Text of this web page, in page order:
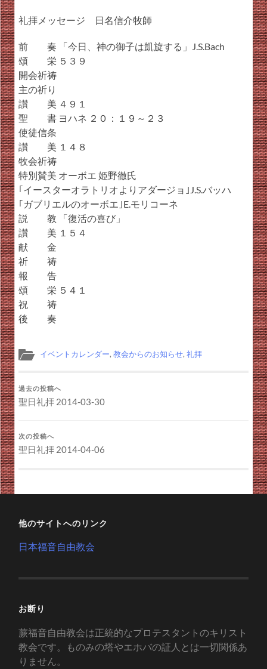
礼拝メッセージ 日名信介牧師
前 奏 「今日、神の御子は凱旋する」J.S.Bach
頌 栄 ５３９
開会祈祷
主の祈り
讃 美 ４９１
聖 書 ヨハネ ２０：１９～２３
使徒信条
讃 美 １４８
牧会祈祷
特別賛美 オーボエ 姫野徹氏
｢イースターオラトリオよりアダージョ｣J.S.バッハ
｢ガブリエルのオーボエ｣E.モリコーネ
説 教 「復活の喜び」
讃 美 １５４
献 金
祈 祷
報 告
頌 栄 ５４１
祝 祷
後 奏
イベントカレンダー,教会からのお知らせ,礼拝
過去の投稿へ
聖日礼拝 2014-03-30
次の投稿へ
聖日礼拝 2014-04-06
他のサイトへのリンク
日本福音自由教会
お断り
蕨福音自由教会は正統的なプロテスタントのキリスト
教会です。ものみの塔やエホバの証人とは一切関係あ
りません。